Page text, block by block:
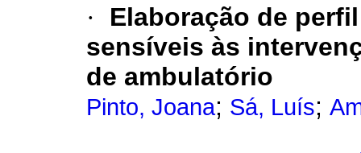
·
Elaboração de
sensíveis às
de ambulatório
Pinto, Joana; Sá, Luís;